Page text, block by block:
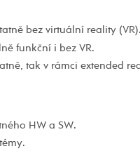
bez virtuální reality (VR).
funkční i bez VR.
tak v rámci extended
HW a SW.